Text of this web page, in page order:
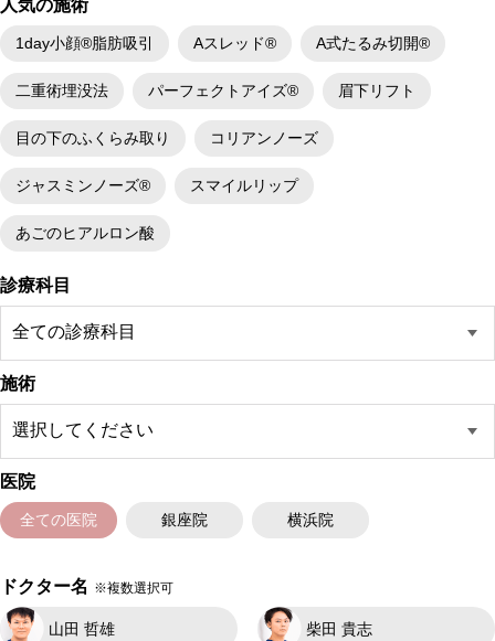
人気の施術
1day小顔®脂肪吸引 Aスレッド® A式たるみ切開®
二重術埋没法 パーフェクトアイズ® 眉下リフト
目の下のふくらみ取り コリアンノーズ
ジャスミンノーズ® スマイルリップ
あごのヒアルロン酸
診療科目
施術
医院
全ての医院 銀座院 横浜院
ドクター名 ※複数選択可
山田 哲雄 柴田 貴志